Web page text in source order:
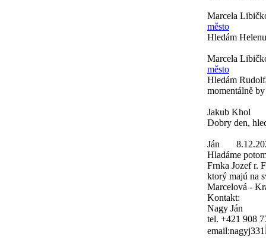
Marcela
město
Hledám
Marcela
město
Hledám
momentálně
Jakub Khol
Dobry den,
Ján
Hladáme
Frnka Jozef r.
ktorý majú na
Marcelová -
Kontakt:
Nagy Ján
tel. +421 908
email:nagyj331